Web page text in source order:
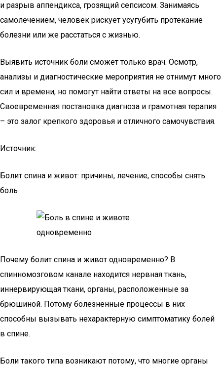
и разрыв аппендикса, грозящий сепсисом. Занимаясь
самолечением, человек рискует усугубить протекание
болезни или же расстаться с жизнью.
Выявить источник боли сможет только врач. Осмотр,
анализы и диагностические мероприятия не отнимут много
сил и времени, но помогут найти ответы на все вопросы.
Своевременная постановка диагноза и грамотная терапия
– это залог крепкого здоровья и отличного самочувствия.
Источник:
Болит спина и живот: причины, лечение, способы снять
боль
Почему болит спина и живот одновременно? В
спинномозговом канале находится нервная ткань,
иннервирующая ткани, органы, расположенные за
брюшиной. Потому болезненные процессы в них
способны вызывать нехарактерную симптоматику болей
в спине.
Боли такого типа возникают потому, что многие органы